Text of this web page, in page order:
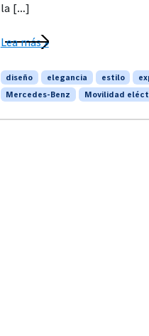
la […]
Lea más »
diseño elegancia estilo
Mercedes-Benz
Movilidad